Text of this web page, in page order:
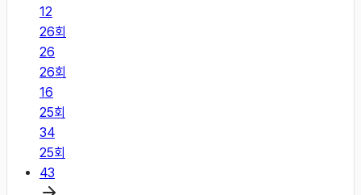
12
26회
26
26회
16
25회
34
25회
43